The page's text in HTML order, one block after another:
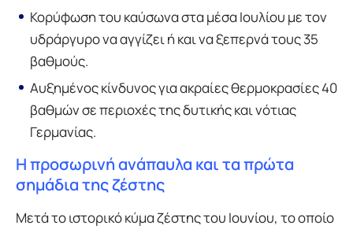
Κορύφωση του καύσωνα στα μέσα Ιουλίου με τον
υδράργυρο να αγγίζει ή και να ξεπερνά τους 35
βαθμούς.
Αυξημένος κίνδυνος για ακραίες θερμοκρασίες 40
βαθμών σε περιοχές της δυτικής και νότιας
Γερμανίας.
Η προσωρινή ανάπαυλα και τα πρώτα
σημάδια της ζέστης
Μετά το ιστορικό κύμα ζέστης του Ιουνίου, το οποίο